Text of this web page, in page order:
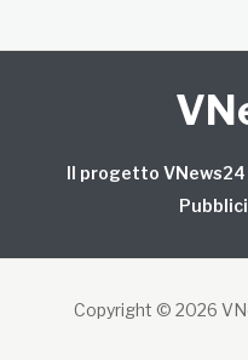
Il progetto VNews24
Copyright © 2026